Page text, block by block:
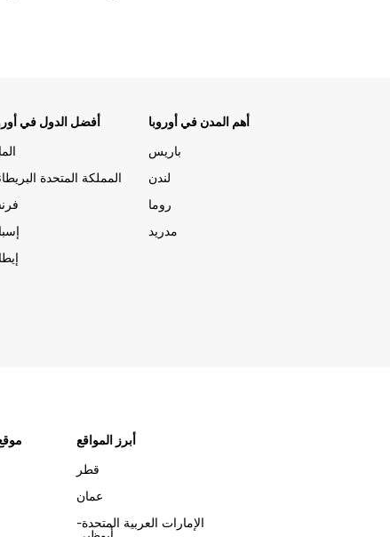
أفضل الدول في
المملكة المتحدة
أهم المدن في أوروبا
باريس
لندن
روما
مدريد
أبرز المواقع
قطر
عمان
الإمارات العربية المتحدة-